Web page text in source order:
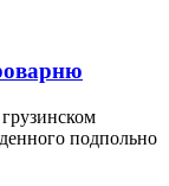
подпольно